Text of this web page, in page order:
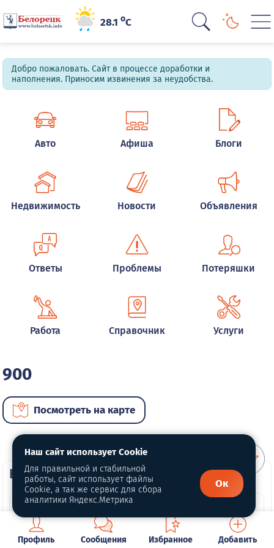
28.1oC
Добро пожаловать. Сайт в процессе доработки и
наполнения. Приносим извинения за неудобства.
Авто Афиша Блоги
Недвижимость Новости Объявления
Ответы Проблемы Потеряшки
Работа Справочник Услуги
900
Посмотреть на карте
ВИП автомобили
Профиль Сообщения Избранное Добавить
Наш сайт использует Cookie
Для правильной и стабильной
работы, сайт использует файлы
Cookie, а так же сервис для сбора
аналитики Яндекс.Метрика
Ок